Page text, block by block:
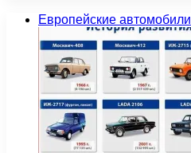
Европейские автомобили